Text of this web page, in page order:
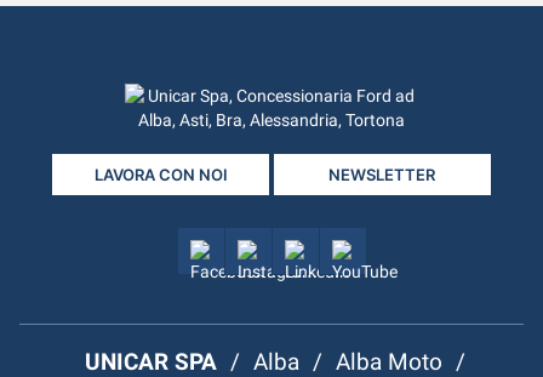
LAVORA CON NOI NEWSLETTER
UNICAR SPA / Alba / Alba Moto /